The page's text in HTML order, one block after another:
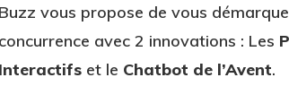
Buzz vous propose de vous
concurrence avec 2 innovations : Les
Interactifs et le Chatbot de l’Avent.